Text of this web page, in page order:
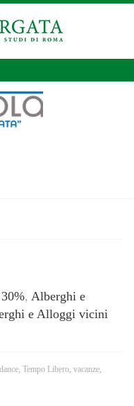
, Alberghi e
e Alloggi vicini
Tempo Libero vacanze